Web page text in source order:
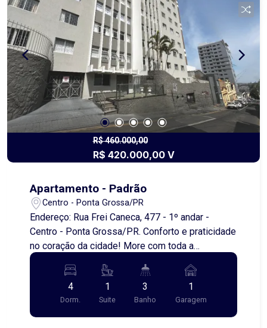
R$ 460.000,00
R$ 420.000,00 V
Apartamento - Padrão
Centro - Ponta Grossa/PR
Endereço: Rua Frei Caneca, 477 - 1º andar -
Centro - Ponta Grossa/PR. Conforto e praticidade
no coração da cidade! More com toda a
conveniência que só o centro pode oferecer. Este
apartamento espaçoso, com quartos amplos e
bem iluminados, é perfeito para quem busca
conforto, funcionalidade e acesso rápido a tudo o
que precisa no dia a dia. Com ótima localização,
4
Dorm.
1
Suite
3
Banho
1
Garagem